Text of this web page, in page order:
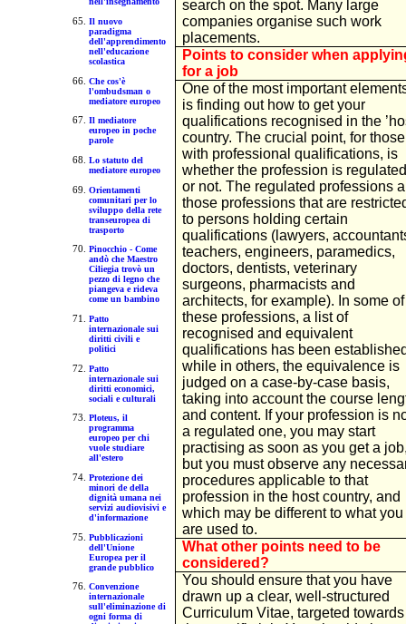
Il nuovo
paradigma
dell'apprendimento
nell'educazione
scolastica
Che cos'è
l'ombudsman o
mediatore europeo
Il mediatore
europeo in poche
parole
Lo statuto del
mediatore europeo
Orientamenti
comunitari per lo
sviluppo della rete
transeuropea di
trasporto
Pinocchio - Come
andò che Maestro
Ciliegia trovò un
pezzo di legno che
piangeva e rideva
come un bambino
Patto
internazionale sui
diritti civili e
politici
Patto
internazionale sui
diritti economici,
sociali e culturali
Ploteus, il
programma
europeo per chi
vuole studiare
all'estero
Protezione dei
minori de della
dignità umana nei
servizi audiovisivi e
d'informazione
Pubblicazioni
dell'Unione
Europea per il
grande pubblico
Convenzione
internazionale
sull'eliminazione di
ogni forma di
search on the spot. Many large
companies organise such work
placements.
Points to consider when
for a job
One of the most important
is finding out how to get your
qualifications recognised in the
country. The crucial point, for those
with professional qualifications, is
whether the profession is regulated
or not. The regulated professions
those professions that are
to persons holding certain
qualifications (lawyers,
teachers, engineers, paramedics,
doctors, dentists, veterinary
surgeons, pharmacists and
architects, for example). In some of
these professions, a list of
recognised and equivalent
qualifications has been
while in others, the equivalence is
judged on a case-by-case basis,
taking into account the course
and content. If your profession is
a regulated one, you may start
practising as soon as you get a
but you must observe any
procedures applicable to that
profession in the host country, and
which may be different to what you
are used to.
What other points need to be
considered?
You should ensure that you have
drawn up a clear, well-structured
Curriculum Vitae, targeted towards